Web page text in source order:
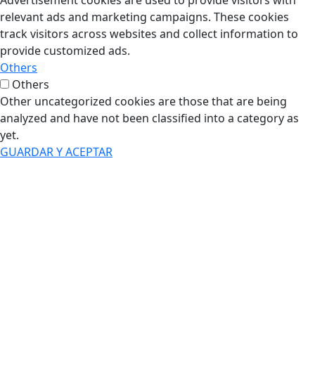
relevant ads and marketing campaigns. These cookies
track visitors across websites and collect information to
provide customized ads.
Others
Others
Other uncategorized cookies are those that are being
analyzed and have not been classified into a category as
yet.
GUARDAR Y ACEPTAR